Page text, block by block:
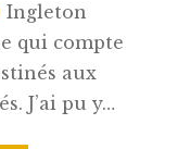
Ingleton
qui compte
aux
J’ai pu y…